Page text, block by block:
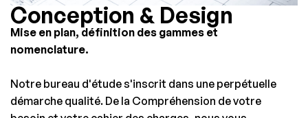
Conception & Design
Mise en plan, définition des gammes et
nomenclature.
Notre bureau d'étude s'inscrit dans une perpétuelle
démarche qualité. De la Compréhension de votre